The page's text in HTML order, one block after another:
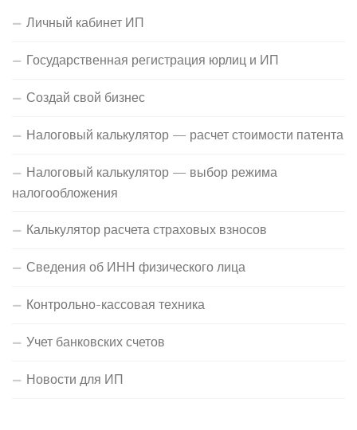
Личный кабинет ИП
Государственная регистрация юрлиц и ИП
Создай свой бизнес
Налоговый калькулятор — расчет стоимости патента
Налоговый калькулятор — выбор режима
налогообложения
Калькулятор расчета страховых взносов
Сведения об ИНН физического лица
Контрольно-кассовая техника
Учет банковских счетов
Новости для ИП